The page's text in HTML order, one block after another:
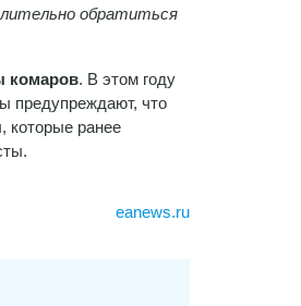
обратиться
комаров. В этом году
предупреждают, что
которые ранее
eanews.ru